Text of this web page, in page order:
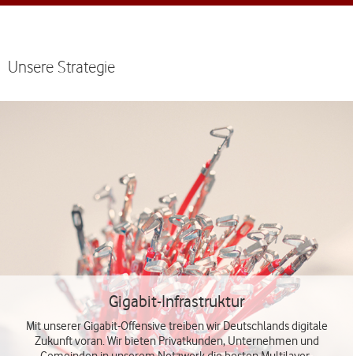
Unsere Strategie
Gigabit-Infrastruktur
Mit unserer Gigabit-Offensive treiben wir Deutschlands digitale
Zukunft voran. Wir bieten Privatkunden, Unternehmen und